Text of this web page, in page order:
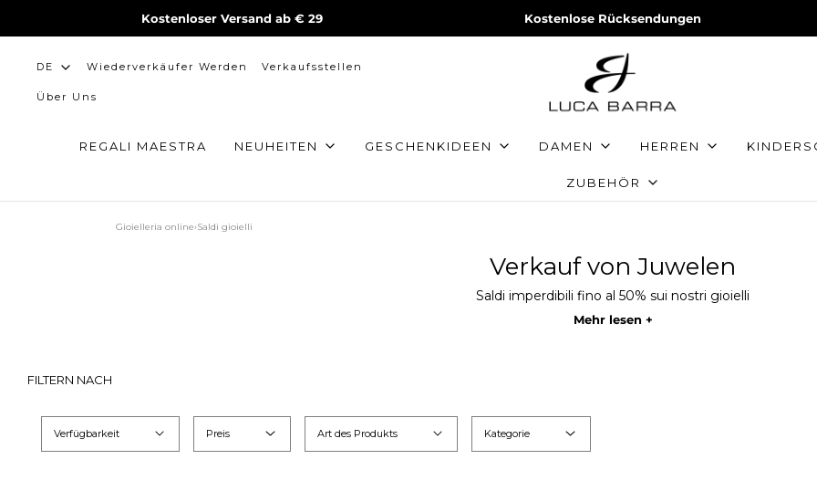
Kostenloser Versand ab € 29 Kostenlose Rücksendungen
DE Wiederverkäufer Werden Verkaufsstellen
Über Uns
REGALI MAESTRA NEUHEITEN GESCHENKIDEEN DAMEN HERREN
ZUBEHÖR
Gioielleria online›Saldi gioielli
Verkauf von Juwelen
Saldi imperdibili fino al 50% sui nostri gioielli
Mehr lesen +
FILTERN NACH
Verfügbarkeit Preis Art des Produkts Kategorie